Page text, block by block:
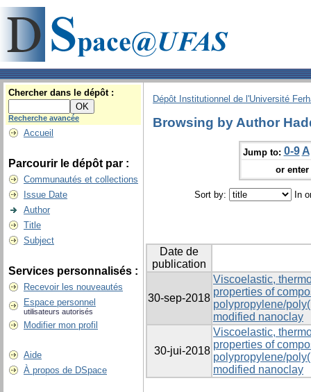
Chercher dans le dépôt :
Recherche avancée
Accueil
Parcourir le dépôt par :
Communautés et collections
Issue Date
Author
Title
Subject
Services personnalisés :
Recevoir les nouveautés
Espace personnel
utilisateurs autorisés
Modifier mon profil
Aide
À propos de DSpace
Dépôt Institutionnel de l'Université
Browsing by Author
Jump to: 0-9 A
or
Sort by: In
Date de
publication
30-sep-2018
Viscoelastic,
properties of
polypropylene/
modified nanoclay
30-jui-2018
Viscoelastic,
properties of
polypropylene/
modified nanoclay